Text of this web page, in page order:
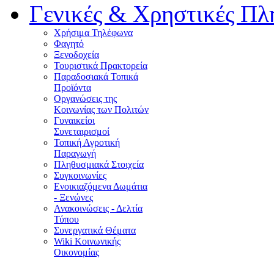
Γενικές & Χρηστικές
Χρήσιμα Τηλέφωνα
Φαγητό
Ξενοδοχεία
Τουριστικά Πρακτορεία
Παραδοσιακά Τοπικά
Προϊόντα
Οργανώσεις της
Κοινωνίας των Πολιτών
Γυναικείοι
Συνεταιρισμοί
Τοπική Αγροτική
Παραγωγή
Πληθυσμιακά Στοιχεία
Συγκοινωνίες
Ενοικιαζόμενα Δωμάτια
- Ξενώνες
Ανακοινώσεις - Δελτία
Τύπου
Συνεργατικά Θέματα
Wiki Κοινωνικής
Οικονομίας